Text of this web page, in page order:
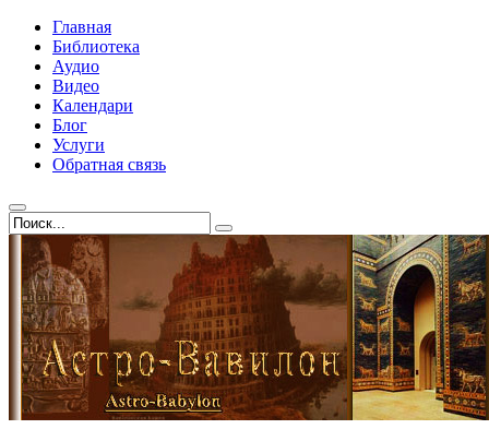
Главная
Библиотека
Аудио
Видео
Календари
Блог
Услуги
Обратная связь